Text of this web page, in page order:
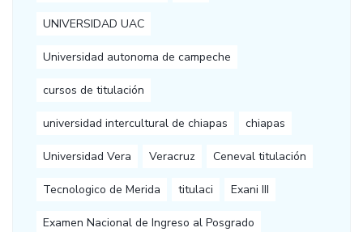
UNIVERSIDAD UAC
Universidad autonoma de campeche
cursos de titulación
universidad intercultural de chiapas chiapas
Universidad Vera Veracruz Ceneval titulación
Tecnologico de Merida titulaci Exani III
Examen Nacional de Ingreso al Posgrado